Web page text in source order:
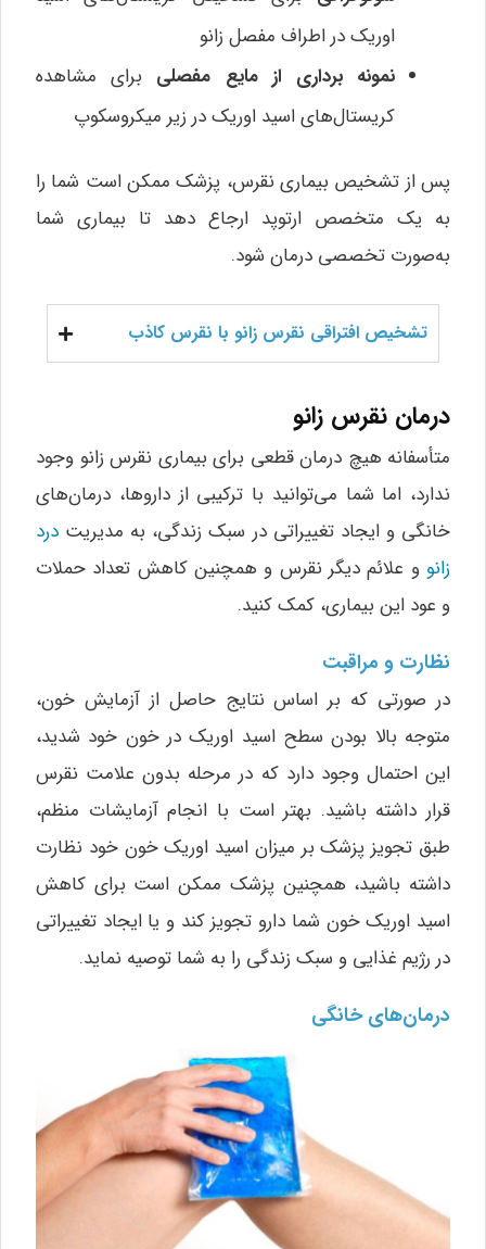
اوریک در اطراف مفصل زانو
نمونه برداری از مایع مفصلی برای مشاهده
کریستال‌های اسید اوریک در زیر میکروسکوپ
پس از تشخیص بیماری نقرس، پزشک ممکن است شما را
به یک متخصص ارتوپد ارجاع دهد تا بیماری شما
به‌صورت تخصصی درمان شود.
تشخیص افتراقی نقرس زانو با نقرس کاذب
درمان نقرس زانو
متأسفانه هیچ درمان قطعی برای بیماری نقرس زانو وجود
ندارد، اما شما می‌توانید با ترکیبی از داروها، درمان‌های
خانگی و ایجاد تغییراتی در سبک زندگی، به مدیریت درد
زانو و علائم دیگر نقرس و همچنین کاهش تعداد حملات
و عود این بیماری، کمک کنید.
نظارت و مراقبت
در صورتی که بر اساس نتایج حاصل از آزمایش خون،
متوجه بالا بودن سطح اسید اوریک در خون خود شدید،
این احتمال وجود دارد که در مرحله بدون علامت نقرس
قرار داشته باشید. بهتر است با انجام آزمایشات منظم،
طبق تجویز پزشک بر میزان اسید اوریک خون خود نظارت
داشته باشید، همچنین پزشک ممکن است برای کاهش
اسید اوریک خون شما دارو تجویز کند و یا ایجاد تغییراتی
در رژیم غذایی و سبک زندگی را به شما توصیه نماید.
درمان‌های خانگی